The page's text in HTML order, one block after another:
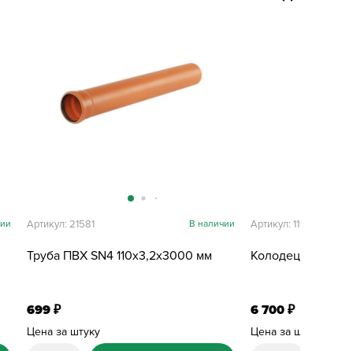
Труба ПВХ SN4 110х3,2х3000 мм
Артикул: 21581 В наличии
699₽
Цена за штуку
Колодец 1,5 м
Артикул: 11959
6 700₽
Цена за штуку